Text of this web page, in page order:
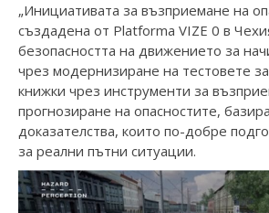
„Инициативата за възприемане на
създадена от Platforma VIZE 0 в
безопасността на движението за
чрез модернизиране на тестовете
книжки чрез инструменти за
прогнозиране на опасностите,
доказателства, които по-добре
за реални пътни ситуации.